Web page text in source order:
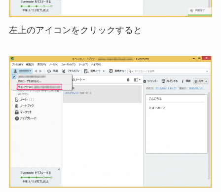
左上のアイコンをクリックすると